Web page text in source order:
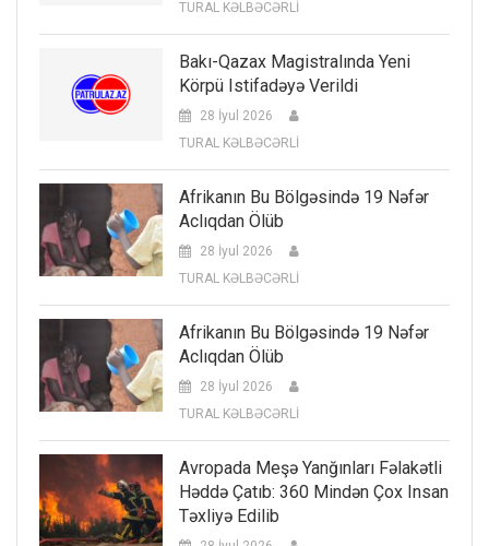
TURAL KƏLBƏCƏRLİ
Bakı-Qazax Magistralında Yeni
Körpü Istifadəyə Verildi
28 İyul 2026
TURAL KƏLBƏCƏRLİ
Afrikanın Bu Bölgəsində 19 Nəfər
Aclıqdan Ölüb
28 İyul 2026
TURAL KƏLBƏCƏRLİ
Afrikanın Bu Bölgəsində 19 Nəfər
Aclıqdan Ölüb
28 İyul 2026
TURAL KƏLBƏCƏRLİ
Avropada Meşə Yanğınları Fəlakətli
Həddə Çatıb: 360 Mindən Çox Insan
Təxliyə Edilib